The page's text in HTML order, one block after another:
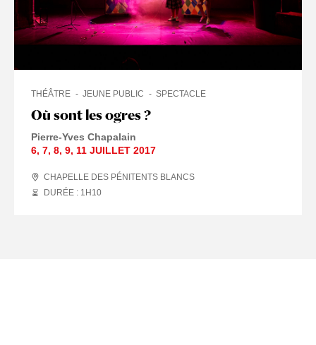
Où sont les ogres ?
THÉÂTRE JEUNE PUBLIC SPECTACLE
Pierre-Yves Chapalain
6, 7, 8, 9, 11 JUILLET 2017
CHAPELLE DES PÉNITENTS BLANCS
DURÉE : 1 H 10